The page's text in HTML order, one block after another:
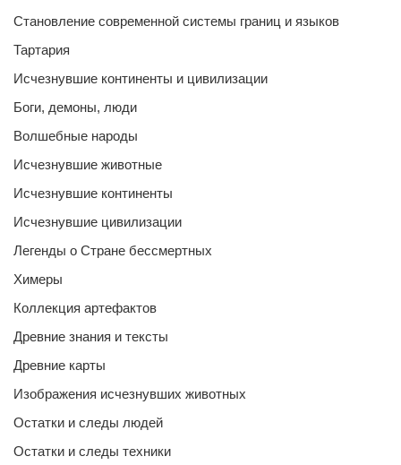
Становление современной системы границ и языков
Тартария
Исчезнувшие континенты и цивилизации
Боги, демоны, люди
Волшебные народы
Исчезнувшие животные
Исчезнувшие континенты
Исчезнувшие цивилизации
Легенды о Стране бессмертных
Химеры
Коллекция артефактов
Древние знания и тексты
Древние карты
Изображения исчезнувших животных
Остатки и следы людей
Остатки и следы техники